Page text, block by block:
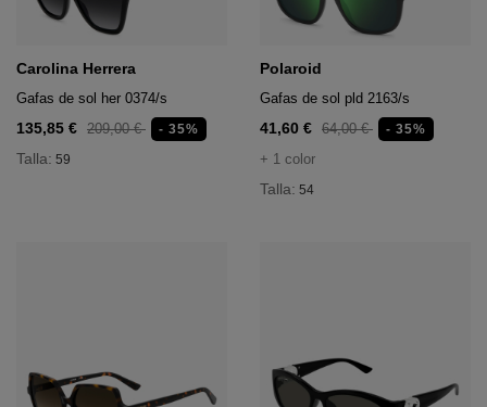
y maletas
y maletas
y gorras
Carolina Herrera
Gafas de sol her 0374/s
135,85 € 209,00 € - 35%
Talla: 59
Polaroid
Gafas de sol pld 2163/s
41,60 € 64,00 € - 35%
+ 1 color
Talla: 54